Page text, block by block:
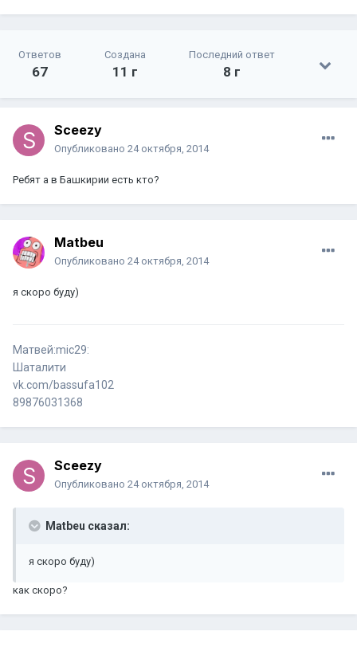
Ответов
67
Создана
11 г
Последний ответ
8 г
Sceezy
Опубликовано 24 октября, 2014
Ребят а в Башкирии есть кто?
Matbeu
Опубликовано 24 октября, 2014
я скоро буду)
Матвей:mic29:
Шаталити
vk.com/bassufa102
89876031368
Sceezy
Опубликовано 24 октября, 2014
Matbeu сказал:
я скоро буду)
как скоро?